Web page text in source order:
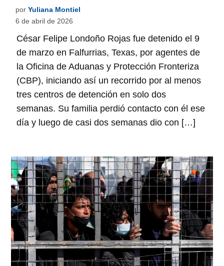
por Yuliana Montiel
6 de abril de 2026
César Felipe Londoño Rojas fue detenido el 9
de marzo en Falfurrias, Texas, por agentes de
la Oficina de Aduanas y Protección Fronteriza
(CBP), iniciando así un recorrido por al menos
tres centros de detención en solo dos
semanas. Su familia perdió contacto con él ese
día y luego de casi dos semanas dio con […]